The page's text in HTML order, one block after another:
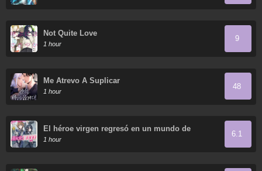
Not Quite Love
1 hour
9
Me Atrevo A Suplicar
1 hour
48
El héroe virgen regresó en un mundo de
mujeres.
1 hour
6.1